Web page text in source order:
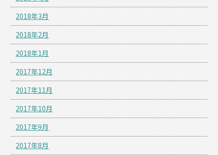
2018年3月
2018年2月
2018年1月
2017年12月
2017年11月
2017年10月
2017年9月
2017年8月